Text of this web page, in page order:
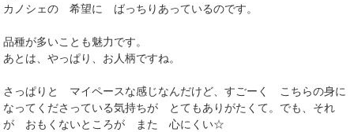
カノシェの 希望に ばっちりあっているのです。
品種が多いことも魅力です。
あとは、やっぱり、お人柄ですね。
さっぱりと マイペースな感じなんだけど、すごーく こちらの身に
なってくださっている気持ちが とてもありがたくて。でも、それ
が おもくないところが また 心にくい☆